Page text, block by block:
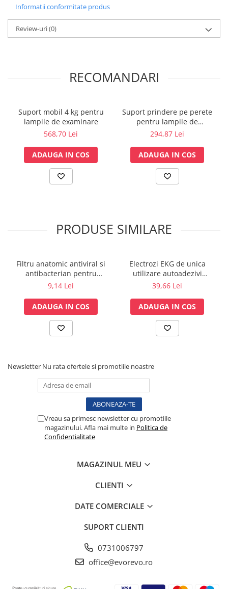
Clesti nazali
Investigare si diagnostic
Dermatoscoape
Oglinzi/Lampi frontale
Lampi examinare
Testare reflexe
Lampi cu infrarosu
Electroencefalografe
Colposcoape
Osteodensitometre
Aparate apnee
Aparate aerosoli
Aparate masaj
Cantare
Glucometre
Ingrijire personala
Tensiometre
Termometre
Umidificatoare
Masurare
Prim ajutor, urgenta & reanimare
Foarfece
Specificatii tehnice:
Sursa de lumina: IR E-27 250 W
Socket: E-27 ceramic
Informatii conformitate produs
Review-uri(0)
RECOMANDARI
Suport mobil 4 kg pentru
lampile de examinare
568,70 Lei
ADAUGA IN COS
Suport prindere pe perete
pentru lampile de
examinare
294,87 Lei
ADAUGA IN COS
PRODUSE SIMILARE
Filtru anatomic antiviral si
antibacterian pentru
spirometrie – int. Ø 27,5mm
9,14 Lei
ADAUGA IN COS
Electrozi EKG de unica
utilizare autoadezivi
36x40mm cu capsa, pachet
39,66 Lei
ADAUGA IN COS
Newsletter Nu rata ofertele si promotiile noastre
Vreau sa primesc newsletter cu promotiile
magazinului. Afla mai multe in Politica de
Confidentialitate
MAGAZINUL MEU
CLIENTI
DATE COMERCIALE
SUPORT CLIENTI
0731006797
office@evorevo.ro